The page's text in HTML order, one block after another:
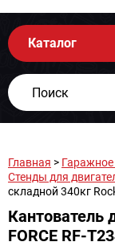
Каталог
Главная >
Стенды для
складной 340кг
Кантователь
FORCE RF-